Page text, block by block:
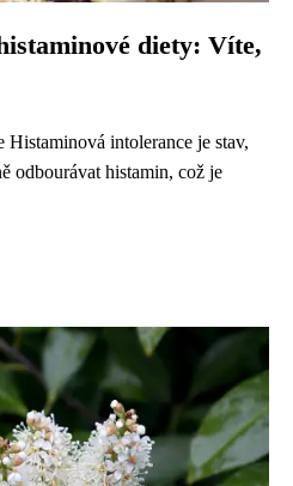
diety: Víte,
intolerance je stav,
odbourávat histamin, což je